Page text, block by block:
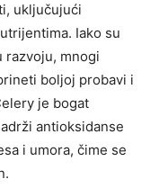
uključujući
Iako su
razvoju, mnogi
boljoj probavi i
je bogat
antioksidanse
i umora, čime se